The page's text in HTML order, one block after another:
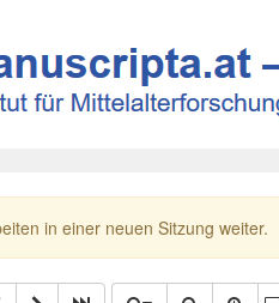
in einer neuen Sitzung weiter.